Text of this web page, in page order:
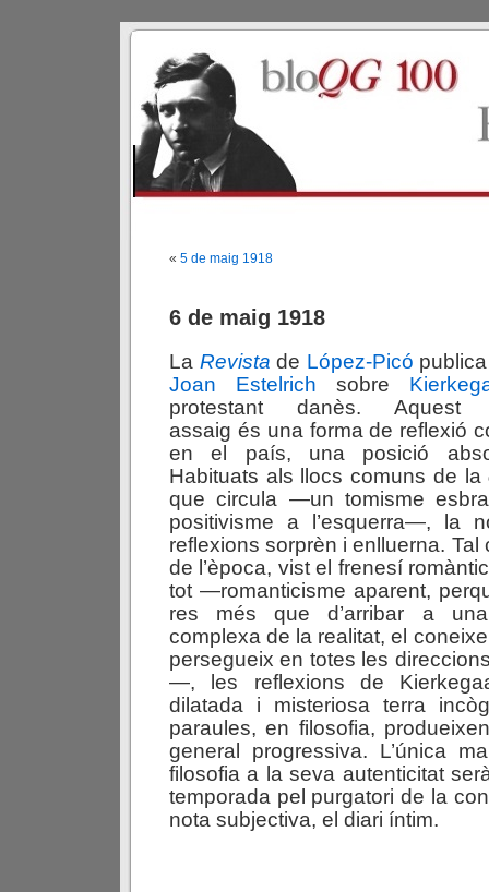
« 5 de maig 1918
6 de maig 1918
La Revista de López-Picó
Joan Estelrich sobre
protestant danès. Aquest
assaig és una forma de reflexió
en el país, una posició
Habituats als llocs comuns de la
que circula —un tomisme
positivisme a l’esquerra—, la
reflexions sorprèn i enlluerna.
de l’època, vist el frenesí
tot —romanticisme aparent,
res més que d’arribar a
complexa de la realitat, el
persegueix en totes les
—, les reflexions de
dilatada i misteriosa terra
paraules, en filosofia,
general progressiva. L’única
filosofia a la seva autenticitat
temporada pel purgatori de la
nota subjectiva, el diari íntim.